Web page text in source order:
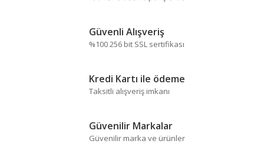
Gönder
Güvenli Alışveriş
%100 256 bit SSL sertifikası
Kredi Kartı ile ödeme
Taksitli alışveriş imkanı
Güvenilir Markalar
Güvenilir marka ve ürünler